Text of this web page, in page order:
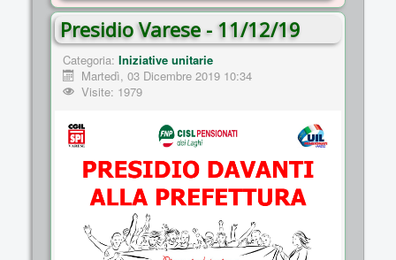
Presidio Varese - 11/12/19
Categoria: Iniziative unitarie
Martedì, 03 Dicembre 2019 10:34
Visite: 1979